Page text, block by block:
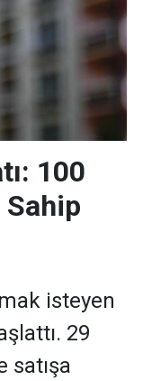
100
Sahip
isteyen
29
satışa